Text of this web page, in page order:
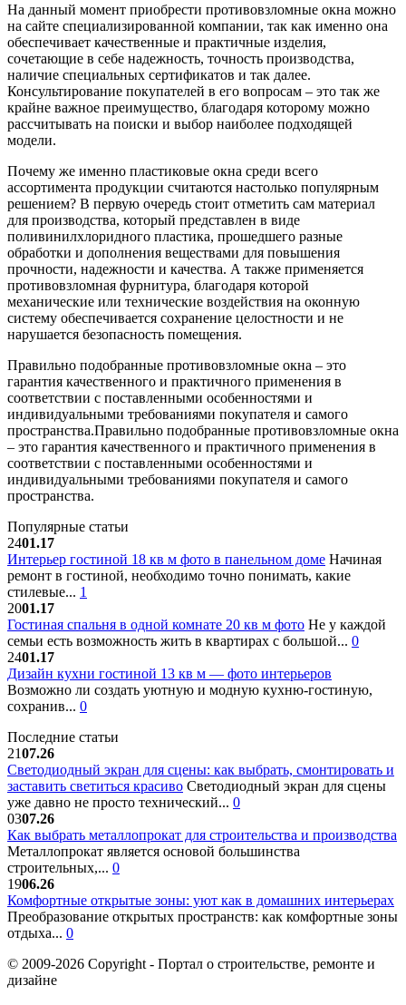
На данный момент приобрести противовзломные окна можно
на сайте специализированной компании, так как именно она
обеспечивает качественные и практичные изделия,
сочетающие в себе надежность, точность производства,
наличие специальных сертификатов и так далее.
Консультирование покупателей в его вопросам – это так же
крайне важное преимущество, благодаря которому можно
рассчитывать на поиски и выбор наиболее подходящей
модели.
Почему же именно пластиковые окна среди всего
ассортимента продукции считаются настолько популярным
решением? В первую очередь стоит отметить сам материал
для производства, который представлен в виде
поливинилхлоридного пластика, прошедшего разные
обработки и дополнения веществами для повышения
прочности, надежности и качества. А также применяется
противовзломная фурнитура, благодаря которой
механические или технические воздействия на оконную
систему обеспечивается сохранение целостности и не
нарушается безопасность помещения.
Правильно подобранные противовзломные окна – это
гарантия качественного и практичного применения в
соответствии с поставленными особенностями и
индивидуальными требованиями покупателя и самого
пространства.Правильно подобранные противовзломные окна
– это гарантия качественного и практичного применения в
соответствии с поставленными особенностями и
индивидуальными требованиями покупателя и самого
пространства.
Популярные статьи
2401.17
Интерьер гостиной 18 кв м фото в панельном доме Начиная
ремонт в гостиной, необходимо точно понимать, какие
стилевые... 1
2001.17
Гостиная спальня в одной комнате 20 кв м фото Не у каждой
семьи есть возможность жить в квартирах с большой... 0
2401.17
Дизайн кухни гостиной 13 кв м — фото интерьеров
Возможно ли создать уютную и модную кухню-гостиную,
сохранив... 0
Последние статьи
2107.26
Светодиодный экран для сцены: как выбрать, смонтировать и
заставить светиться красиво Светодиодный экран для сцены
уже давно не просто технический... 0
0307.26
Как выбрать металлопрокат для строительства и производства
Металлопрокат является основой большинства
строительных,... 0
1906.26
Комфортные открытые зоны: уют как в домашних интерьерах
Преобразование открытых пространств: как комфортные зоны
отдыха... 0
© 2009-2026 Copyright - Портал о строительстве, ремонте и
дизайне